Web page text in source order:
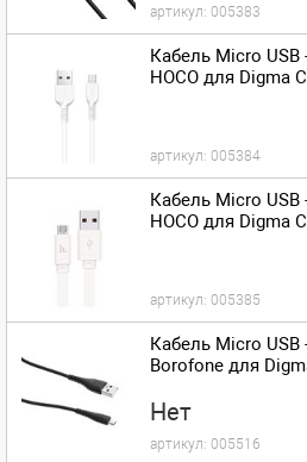
артикул: 005383
Кабель Micro USB
HOCO для Digma
артикул: 005384
Кабель Micro USB
HOCO для Digma
артикул: 005385
Кабель Micro USB
Borofone для
Нет
артикул: 005516